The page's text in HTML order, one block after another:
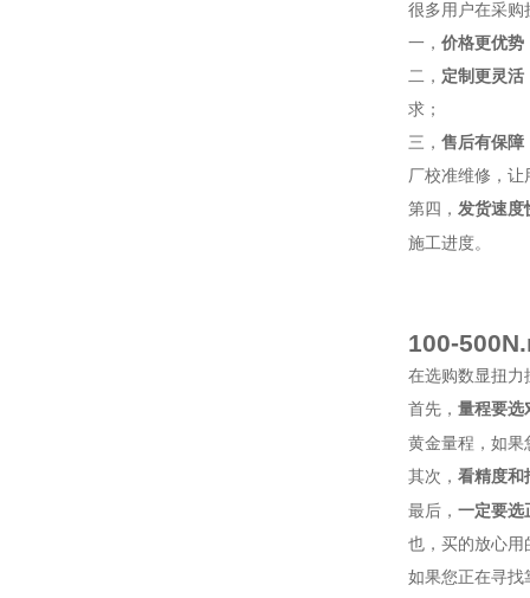
很多用户在采购
一， 价格更优势
二， 定制更灵活
求；
三， 售后有保障
厂校准维修，让
第四， 发货速度
施工进度。
100-
在选购数显扭力
首先， 量程要选
黄金量程，如果
其次， 看精度和
最后， 一定要选
也，买的放心用
如果您正在寻找